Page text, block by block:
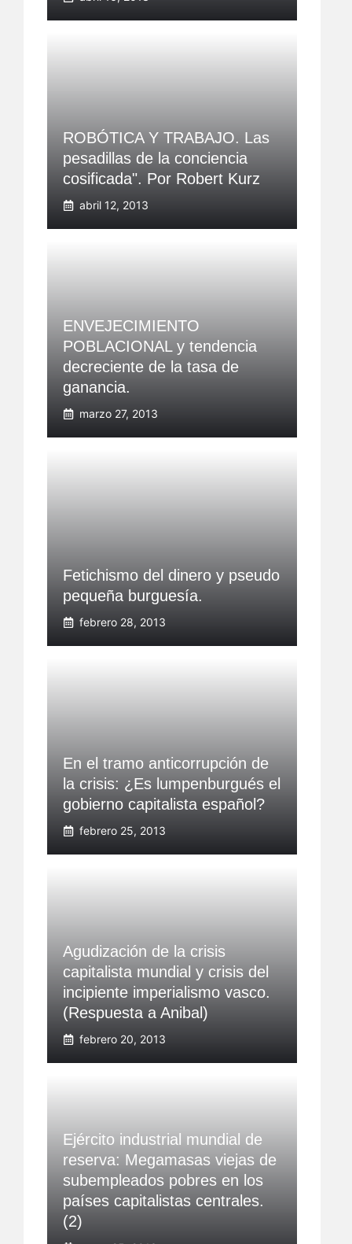
ROBÓTICA Y TRABAJO. Las
pesadillas de la conciencia
cosificada". Por Robert Kurz
abril 12, 2013
ENVEJECIMIENTO
POBLACIONAL y tendencia
decreciente de la tasa de
ganancia.
marzo 27, 2013
Fetichismo del dinero y pseudo
pequeña burguesía.
febrero 28, 2013
En el tramo anticorrupción de
la crisis: ¿Es lumpenburgués el
gobierno capitalista español?
febrero 25, 2013
Agudización de la crisis
capitalista mundial y crisis del
incipiente imperialismo vasco.
(Respuesta a Anibal)
febrero 20, 2013
Ejército industrial mundial de
reserva: Megamasas viejas de
subempleados pobres en los
países capitalistas centrales.
(2)